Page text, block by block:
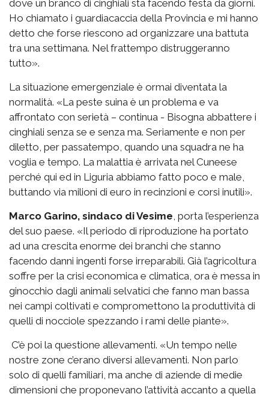
dove un branco di cinghiali sta facendo festa da giorni.
Ho chiamato i guardiacaccia della Provincia e mi hanno
detto che forse riescono ad organizzare una battuta
tra una settimana. Nel frattempo distruggeranno
tutto».
La situazione emergenziale è ormai diventata la
normalità. «La peste suina è un problema e va
affrontato con serietà – continua - Bisogna abbattere i
cinghiali senza se e senza ma. Seriamente e non per
diletto, per passatempo, quando una squadra ne ha
voglia e tempo. La malattia è arrivata nel Cuneese
perché qui ed in Liguria abbiamo fatto poco e male,
buttando via milioni di euro in recinzioni e corsi inutili».
Marco Garino, sindaco di Vesime, porta l’esperienza
del suo paese. «Il periodo di riproduzione ha portato
ad una crescita enorme dei branchi che stanno
facendo danni ingenti forse irreparabili. Già l’agricoltura
soffre per la crisi economica e climatica, ora è messa in
ginocchio dagli animali selvatici che fanno man bassa
nei campi coltivati e compromettono la produttività di
quelli di nocciole spezzando i rami delle piante».
C’è poi la questione allevamenti. «Un tempo nelle
nostre zone c’erano diversi allevamenti. Non parlo
solo di quelli familiari, ma anche di aziende di medie
dimensioni che proponevano l’attività accanto a quella